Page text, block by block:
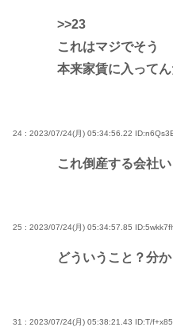
>>23
これはマジでそう
本来家賃に入って
24 : 2023/07/24(月) 05:34:56.22
これ倒産する会社
25 : 2023/07/24(月) 05:34:57.85
どういうこと？分
31 : 2023/07/24(月) 05:38:21.43 ID:T/